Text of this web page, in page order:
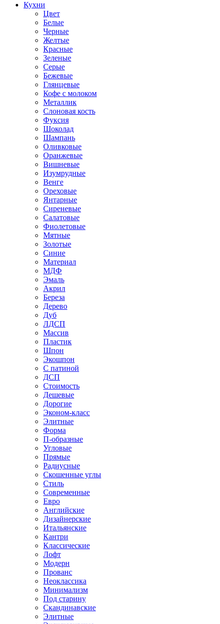
Кухни
Цвет
Белые
Черные
Желтые
Красные
Зеленые
Серые
Бежевые
Глянцевые
Кофе с молоком
Металлик
Слоновая кость
Фуксия
Шоколад
Шампань
Оливковые
Оранжевые
Вишневые
Изумрудные
Венге
Ореховые
Янтарные
Сиреневые
Салатовые
Фиолетовые
Мятные
Золотые
Синие
Материал
МДФ
Эмаль
Акрил
Береза
Дерево
Дуб
ЛДСП
Массив
Пластик
Шпон
Экошпон
С патиной
ДСП
Стоимость
Дешевые
Дорогие
Эконом-класс
Элитные
Форма
П-образные
Угловые
Прямые
Радиусные
Скошенные углы
Стиль
Современные
Евро
Английские
Дизайнерские
Итальянские
Кантри
Классические
Лофт
Модерн
Прованс
Неоклассика
Минимализм
Под старину
Скандинавские
Элитные